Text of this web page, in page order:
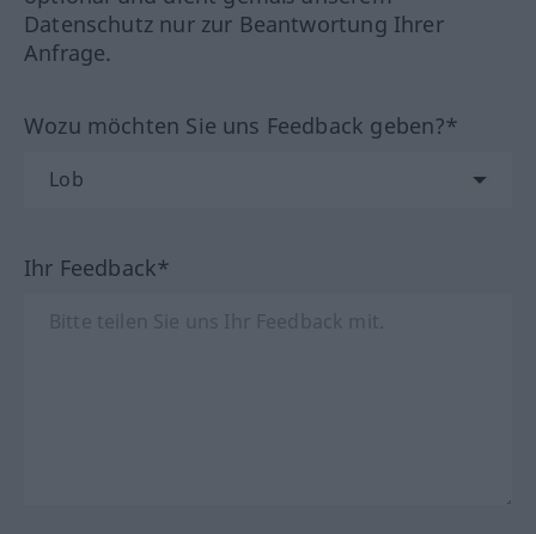
Datenschutz nur zur Beantwortung Ihrer
Anfrage.
Wozu möchten Sie uns Feedback geben?*
Ihr Feedback*